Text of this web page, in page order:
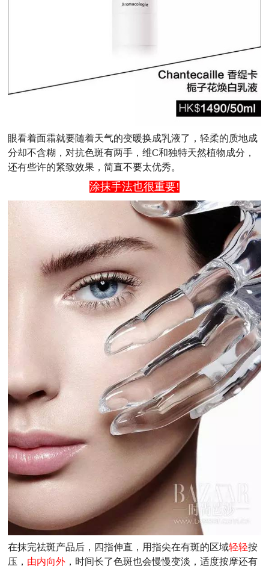
眼看着面霜就要随着天气的变暖换成乳液了，轻柔的质地成
分却不含糊，对抗色斑有两手，维C和独特天然植物成分，
还有些许的紧致效果，简直不要太优秀。
涂抹手法也很重要!
在抹完祛斑产品后，四指伸直，用指尖在有斑的区域轻轻按
压， 由内向外 ，时间长了色斑也会慢慢变淡，适度按摩还有